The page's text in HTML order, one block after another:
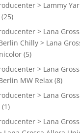
> Lammy
(25)
> Lana
Chilly > Lana
(5)
> Lana
MW Relax (8)
> Lana
(1)
> Lana